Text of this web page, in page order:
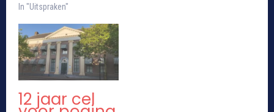
In "Uitspraken"
12 jaar cel